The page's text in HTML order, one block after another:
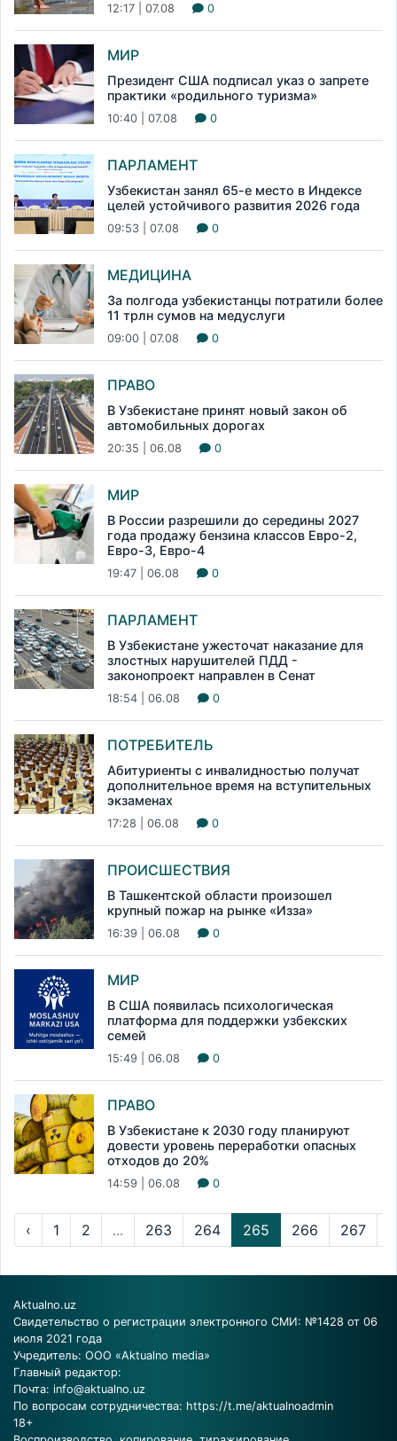
12:17 | 07.08 0
МИР
Президент США подписал указ о запрете
практики «родильного туризма»
10:40 | 07.08 0
ПАРЛАМЕНТ
Узбекистан занял 65-е место в Индексе
целей устойчивого развития 2026 года
09:53 | 07.08 0
МЕДИЦИНА
За полгода узбекистанцы потратили более
11 трлн сумов на медуслуги
09:00 | 07.08 0
ПРАВО
В Узбекистане принят новый закон об
автомобильных дорогах
20:35 | 06.08 0
МИР
В России разрешили до середины 2027
года продажу бензина классов Евро-2,
Евро-3, Евро-4
19:47 | 06.08 0
ПАРЛАМЕНТ
В Узбекистане ужесточат наказание для
злостных нарушителей ПДД -
законопроект направлен в Сенат
18:54 | 06.08 0
ПОТРЕБИТЕЛЬ
Абитуриенты с инвалидностью получат
дополнительное время на вступительных
экзаменах
17:28 | 06.08 0
ПРОИСШЕСТВИЯ
В Ташкентской области произошел
крупный пожар на рынке «Изза»
16:39 | 06.08 0
МИР
В США появилась психологическая
платформа для поддержки узбекских
семей
15:49 | 06.08 0
ПРАВО
В Узбекистане к 2030 году планируют
довести уровень переработки опасных
отходов до 20%
14:59 | 06.08 0
‹ 1 2 ... 263 264 265 266 267
Aktualno.uz
Свидетельство о регистрации электронного СМИ: №1428 от 06
июля 2021 года
Учредитель: ООО «Aktualno media»
Главный редактор:
Почта: info@aktualno.uz
По вопросам сотрудничества: https://t.me/aktualnoadmin
18+